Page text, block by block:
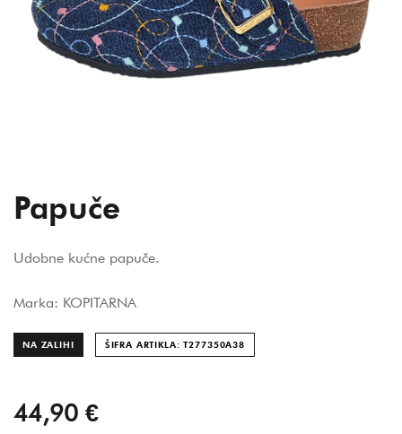
Papuče
Udobne kućne papuče.
Marka: KOPITARNA
NA ZALIHI ŠIFRA ARTIKLA: T277350A38
44,90 €